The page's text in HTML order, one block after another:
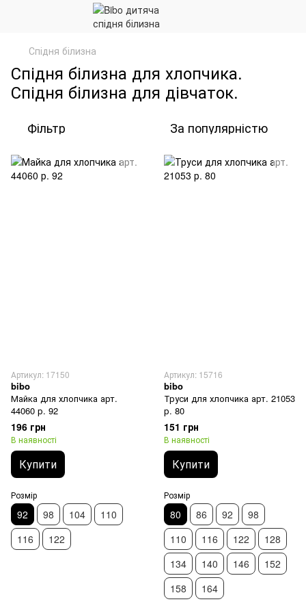
Спідня білизна
Спідня білизна для хлопчика.
Спідня білизна для дівчаток.
Фільтр За популярністю
Артикул: 17150
bibo
Майка для хлопчика арт.
44060 р. 92
196 грн
В наявності
Купити
Розмір
92 98 104
110
116
122
Артикул: 15716
bibo
Труси для хлопчика арт. 21053
р. 80
151 грн
В наявності
Купити
Розмір
80 86 92
98
110
116 122
128
134
140 146
152
158
164